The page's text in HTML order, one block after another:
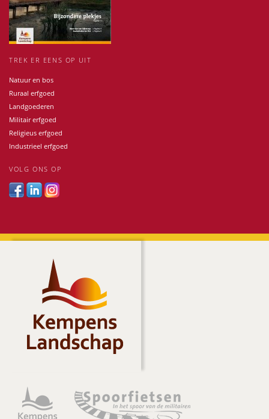
TREK ER EENS OP UIT
Natuur en bos
Ruraal erfgoed
Landgoederen
Militair erfgoed
Religieus erfgoed
Industrieel erfgoed
VOLG ONS OP